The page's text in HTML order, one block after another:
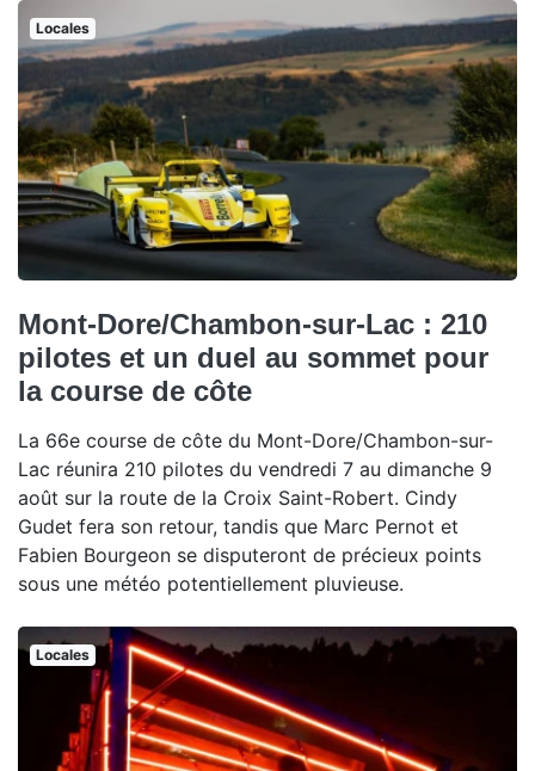
Locales
Mont-Dore/Chambon-sur-Lac : 210
pilotes et un duel au sommet pour
la course de côte
La 66e course de côte du Mont-Dore/Chambon-sur-
Lac réunira 210 pilotes du vendredi 7 au dimanche 9
août sur la route de la Croix Saint-Robert. Cindy
Gudet fera son retour, tandis que Marc Pernot et
Fabien Bourgeon se disputeront de précieux points
sous une météo potentiellement pluvieuse.
Locales